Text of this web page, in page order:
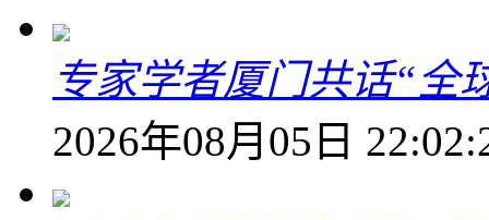
专家学者厦门共话“全
2026年08月05日